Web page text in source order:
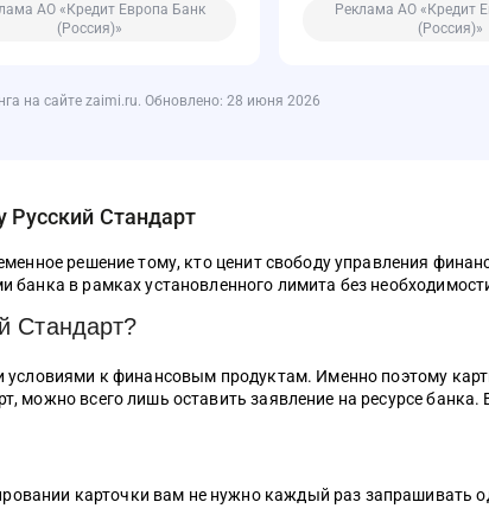
АО «Кредит Европа Банк
(Россия)»
Реклама АО «Кредит
(Россия)»
на сайте zaimi.ru. Обновлено: 28 июня 2026
Стандарт
решение тому, кто ценит свободу управления
банка в рамках установленного лимита без
Стандарт?
условиями к финансовым продуктам. Именно поэтому
можно всего лишь оставить заявление на ресурсе
карточки вам не нужно каждый раз запрашивать